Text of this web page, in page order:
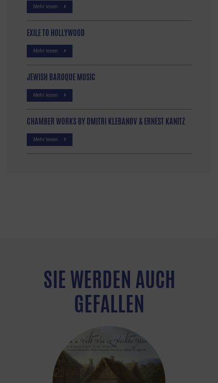
Mehr lesen
EXILE TO HOLLYWOOD
Mehr lesen
JEWISH BAROQUE MUSIC
Mehr lesen
CHAMBER WORKS BY DMITRI KLEBANOV & ERNEST KANITZ
Mehr lesen
SIE WERDEN AUCH
GEFALLEN